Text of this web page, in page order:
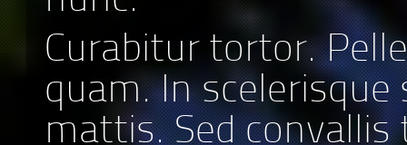
Curabitur tortor.
quam. In
mattis. Sed